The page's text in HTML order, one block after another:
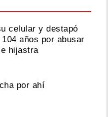
celular y destapó
años por abusar
hijastra
por ahí